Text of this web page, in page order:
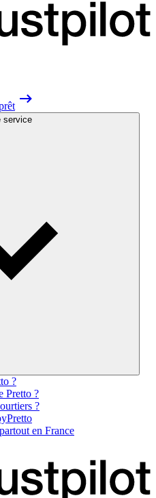
service
?
Pretto ?
?
en France